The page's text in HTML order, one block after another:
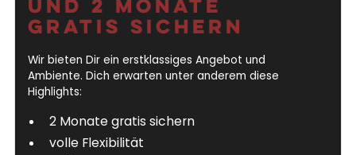
gratis sichern
Wir bieten Dir ein erstklassiges Angebot und
Ambiente. Dich erwarten unter anderem diese
Highlights:
2 Monate gratis sichern
volle Flexibilität